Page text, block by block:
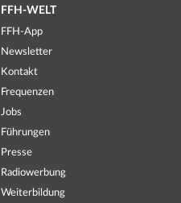
FFH-WELT
FFH-App
Newsletter
Kontakt
Frequenzen
Jobs
Führungen
Presse
Radiowerbung
Weiterbildung